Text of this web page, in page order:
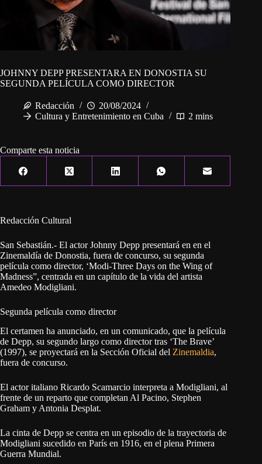
JOHNNY DEPP PRESENTARA EN DONOSTIA SU
SEGUNDA PELÍCULA COMO DIRECTOR
Redacción
20/08/2024
Cultura y Entretenimiento en Cuba
2 mins
Comparte esta noticia
Redacción Cultural
San Sebastián.- El actor Johnny Depp presentará en en el
Zinemaldía de Donostia, fuera de concurso, su segunda
película como director, ‘Modi-Three Days on the Wing of
Madness”, centrada en un capítulo de la vida del artista
Amedeo Modigliani.
Segunda película como director
El certamen ha anunciado, en un comunicado, que la película
de Depp, su segundo largo como director tras ‘The Brave’
(1997), se proyectará en la Sección Oficial del Zinemaldia,
fuera de concurso.
El actor italiano Ricardo Scamarcio interpreta a Modigliani, al
frente de un reparto que completan Al Pacino, Stephen
Graham y Antonia Desplat.
La cinta de Depp se centra en un episodio de la trayectoria de
Modigliani sucedido en París en 1916, en el plena Primera
Guerra Mundial.